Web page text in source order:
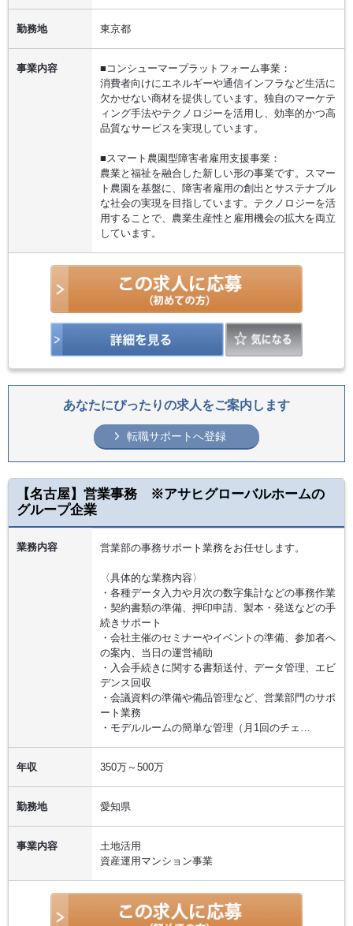
勤務地 東京都
事業内容
■コンシューマープラットフォーム事業：
消費者向けにエネルギーや通信インフラなど生活に
欠かせない商材を提供しています。独自のマーケテ
ィング手法やテクノロジーを活用し、効率的かつ高
品質なサービスを実現しています。
■スマート農園型障害者雇用支援事業：
農業と福祉を融合した新しい形の事業です。スマー
ト農園を基盤に、障害者雇用の創出とサステナブル
な社会の実現を目指しています。テクノロジーを活
用することで、農業生産性と雇用機会の拡大を両立
しています。
あなたにぴったりの求人をご案内します
転職サポートへ登録
【名古屋】営業事務 ※アサヒグローバルホームの
グループ企業
業務内容 営業部の事務サポート業務をお任せします。
〈具体的な業務内容〉
・各種データ入力や月次の数字集計などの事務作業
・契約書類の準備、押印申請、製本・発送などの手
続きサポート
・会社主催のセミナーやイベントの準備、参加者へ
の案内、当日の運営補助
・入会手続きに関する書類送付、データ管理、エビ
デンス回収
・会議資料の準備や備品管理など、営業部門のサポ
ート業務
・モデルルームの簡単な管理（月1回のチェ…
年収 350万～500万
勤務地 愛知県
事業内容
土地活用
資産運用マンション事業